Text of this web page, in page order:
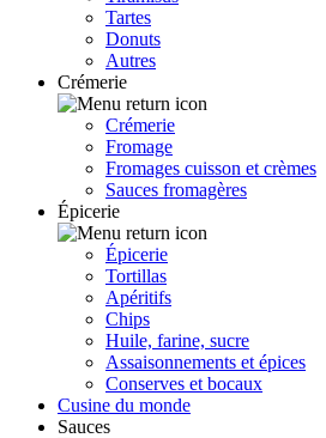
Tartes
Donuts
Autres
Crémerie
Crémerie
Fromage
Fromages cuisson et crèmes
Sauces fromagères
Épicerie
Épicerie
Tortillas
Apéritifs
Chips
Huile, farine, sucre
Assaisonnements et épices
Conserves et bocaux
Cusine du monde
Sauces